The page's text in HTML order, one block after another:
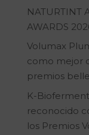
NATURTINT
AWARDS
Volumax
como mejor
premios
K-
reconocido
los Premios